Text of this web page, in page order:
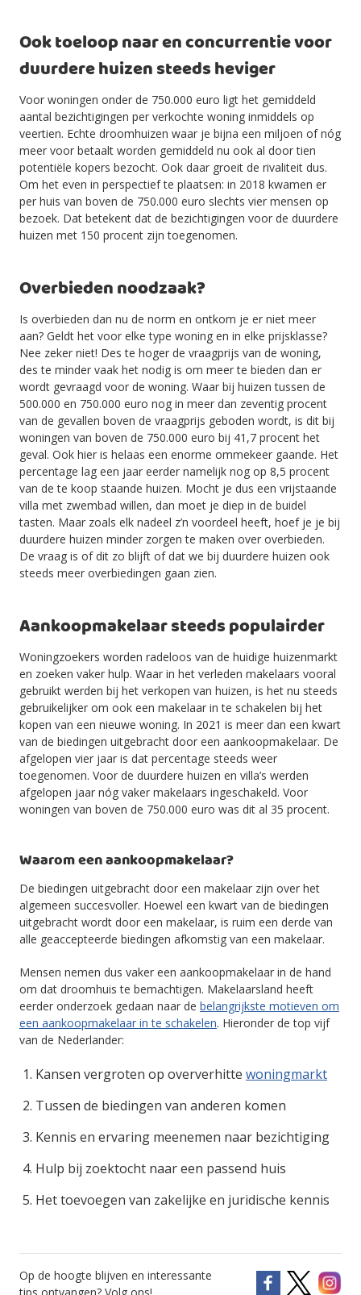
Ook toeloop naar en concurrentie voor
duurdere huizen steeds heviger
Voor woningen onder de 750.000 euro ligt het gemiddeld
aantal bezichtigingen per verkochte woning inmiddels op
veertien. Echte droomhuizen waar je bijna een miljoen of nóg
meer voor betaalt worden gemiddeld nu ook al door tien
potentiële kopers bezocht. Ook daar groeit de rivaliteit dus.
Om het even in perspectief te plaatsen: in 2018 kwamen er
per huis van boven de 750.000 euro slechts vier mensen op
bezoek. Dat betekent dat de bezichtigingen voor de duurdere
huizen met 150 procent zijn toegenomen.
Overbieden noodzaak?
Is overbieden dan nu de norm en ontkom je er niet meer
aan? Geldt het voor elke type woning en in elke prijsklasse?
Nee zeker niet! Des te hoger de vraagprijs van de woning,
des te minder vaak het nodig is om meer te bieden dan er
wordt gevraagd voor de woning. Waar bij huizen tussen de
500.000 en 750.000 euro nog in meer dan zeventig procent
van de gevallen boven de vraagprijs geboden wordt, is dit bij
woningen van boven de 750.000 euro bij 41,7 procent het
geval. Ook hier is helaas een enorme ommekeer gaande. Het
percentage lag een jaar eerder namelijk nog op 8,5 procent
van de te koop staande huizen. Mocht je dus een vrijstaande
villa met zwembad willen, dan moet je diep in de buidel
tasten. Maar zoals elk nadeel z’n voordeel heeft, hoef je je bij
duurdere huizen minder zorgen te maken over overbieden.
De vraag is of dit zo blijft of dat we bij duurdere huizen ook
steeds meer overbiedingen gaan zien.
Aankoopmakelaar steeds populairder
Woningzoekers worden radeloos van de huidige huizenmarkt
en zoeken vaker hulp. Waar in het verleden makelaars vooral
gebruikt werden bij het verkopen van huizen, is het nu steeds
gebruikelijker om ook een makelaar in te schakelen bij het
kopen van een nieuwe woning. In 2021 is meer dan een kwart
van de biedingen uitgebracht door een aankoopmakelaar. De
afgelopen vier jaar is dat percentage steeds weer
toegenomen. Voor de duurdere huizen en villa’s werden
afgelopen jaar nóg vaker makelaars ingeschakeld. Voor
woningen van boven de 750.000 euro was dit al 35 procent.
Waarom een aankoopmakelaar?
De biedingen uitgebracht door een makelaar zijn over het
algemeen succesvoller. Hoewel een kwart van de biedingen
uitgebracht wordt door een makelaar, is ruim een derde van
alle geaccepteerde biedingen afkomstig van een makelaar.
Mensen nemen dus vaker een aankoopmakelaar in de hand
om dat droomhuis te bemachtigen. Makelaarsland heeft
eerder onderzoek gedaan naar de belangrijkste motieven om
een aankoopmakelaar in te schakelen. Hieronder de top vijf
van de Nederlander:
Kansen vergroten op oververhitte woningmarkt
Tussen de biedingen van anderen komen
Kennis en ervaring meenemen naar bezichtiging
Hulp bij zoektocht naar een passend huis
Het toevoegen van zakelijke en juridische kennis
Op de hoogte blijven en interessante